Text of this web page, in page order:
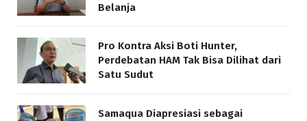
Belanja
Pro Kontra Aksi Boti Hunter,
Perdebatan HAM Tak Bisa Dilihat dari
Satu Sudut
Samaqua Diapresiasi sebagai